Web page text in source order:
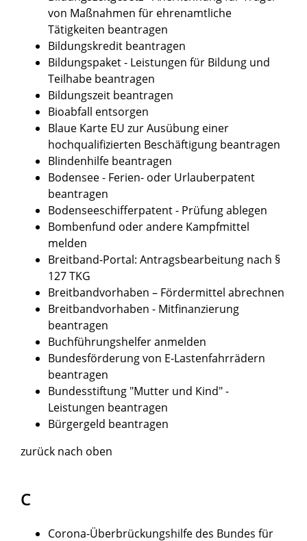
von Maßnahmen für ehrenamtliche
Tätigkeiten beantragen
Bildungskredit beantragen
Bildungspaket - Leistungen für Bildung und
Teilhabe beantragen
Bildungszeit beantragen
Bioabfall entsorgen
Blaue Karte EU zur Ausübung einer
hochqualifizierten Beschäftigung beantragen
Blindenhilfe beantragen
Bodensee - Ferien- oder Urlauberpatent
beantragen
Bodenseeschifferpatent - Prüfung ablegen
Bombenfund oder andere Kampfmittel
melden
Breitband-Portal: Antragsbearbeitung nach §
127 TKG
Breitbandvorhaben – Fördermittel abrechnen
Breitbandvorhaben - Mitfinanzierung
beantragen
Buchführungshelfer anmelden
Bundesförderung von E-Lastenfahrrädern
beantragen
Bundesstiftung "Mutter und Kind" -
Leistungen beantragen
Bürgergeld beantragen
zurück nach oben
C
Corona-Überbrückungshilfe des Bundes für